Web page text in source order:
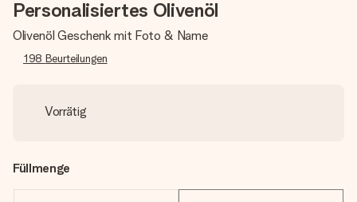
Personalisiertes Olivenöl
Olivenöl Geschenk mit Foto & Name
198 Beurteilungen
Vorrätig
Füllmenge